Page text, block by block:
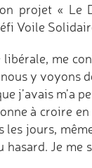
projet « Le
Voile
me
y voyons
j’avais m’a
à croire
les jours,
hasard. Je